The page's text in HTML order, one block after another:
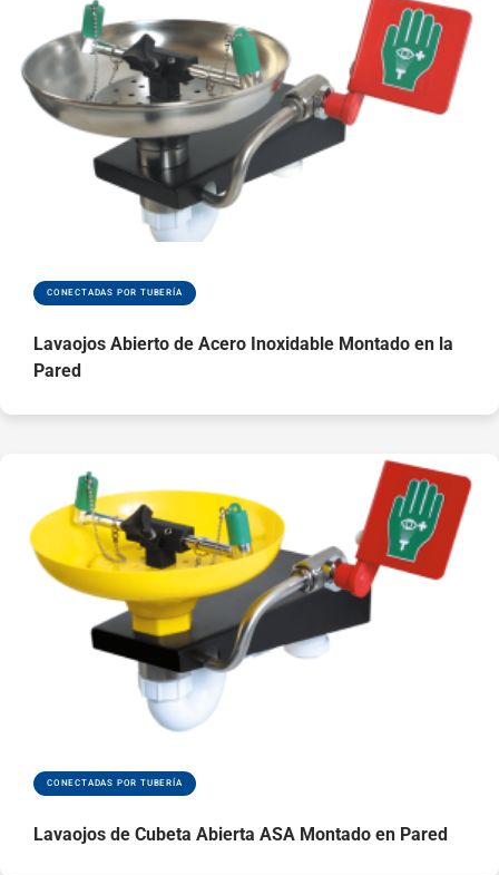
maneta de fácil
agarre y lavaojos
con placa de
empuje para
facilitar su uso en
caso de
suciedad cuando
requisitos de las
CONECTADAS POR TUBERÍA
Lavaojos Abierto de Acero Inoxidable Montado en la
Pared
CONECTADAS POR TUBERÍA
Lavaojos de Cubeta Abierta ASA Montado en Pared